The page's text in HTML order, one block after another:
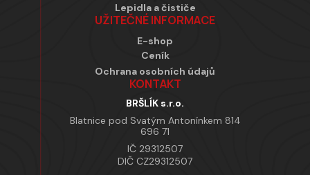
Lepidla a čističe
UŽITEČNÉ INFORMACE
E-shop
Ceník
Ochrana osobních údajů
KONTAKT
BRŠLÍK s.r.o.
Blatnice pod Svatým Antonínkem 814
696 71
IČ 29312507
DIČ CZ29312507